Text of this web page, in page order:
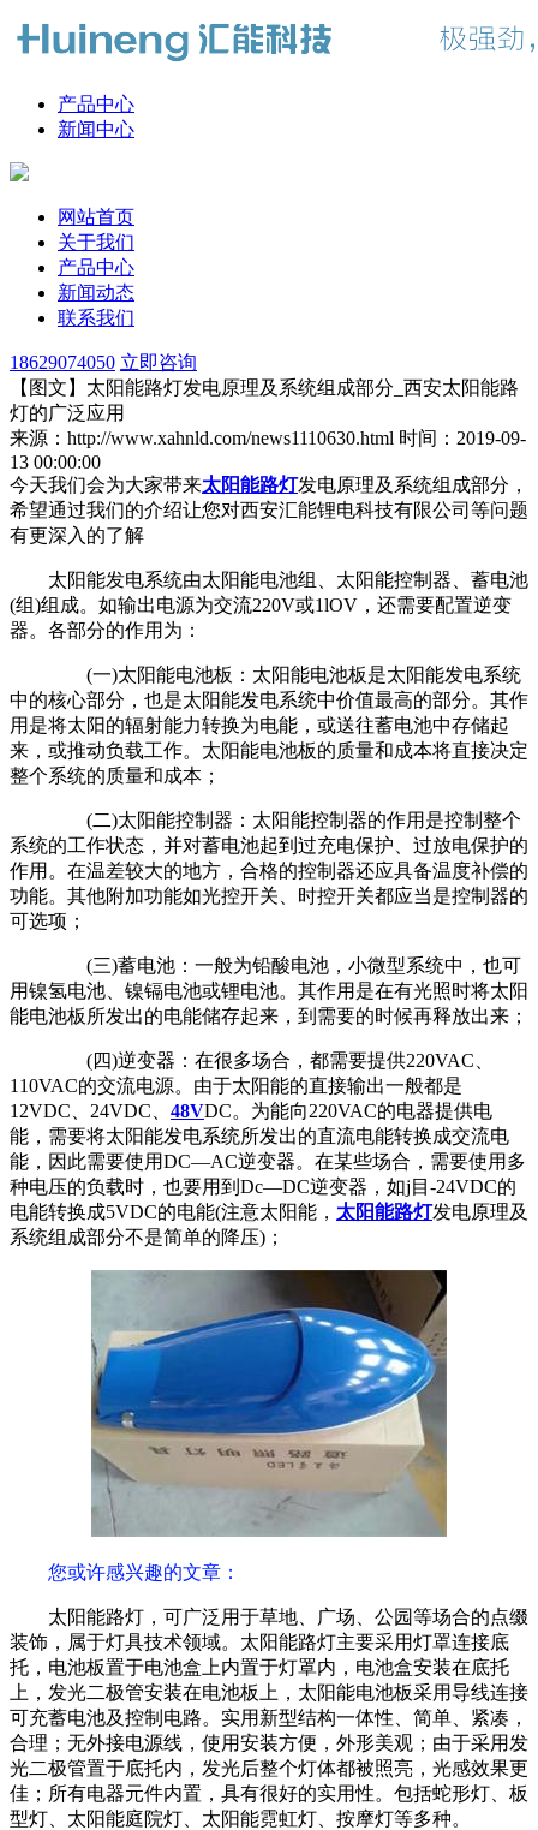
产品中心
新闻中心
网站首页
关于我们
产品中心
新闻动态
联系我们
18629074050 立即咨询
【图文】太阳能路灯发电原理及系统组成部分_西安太阳能路
灯的广泛应用
来源：http://www.xahnld.com/news1110630.html 时间：2019-09-
13 00:00:00
今天我们会为大家带来太阳能路灯发电原理及系统组成部分，
希望通过我们的介绍让您对西安汇能锂电科技有限公司等问题
有更深入的了解
太阳能发电系统由太阳能电池组、太阳能控制器、蓄电池
(组)组成。如输出电源为交流220V或1lOV，还需要配置逆变
器。各部分的作用为：
(一)太阳能电池板：太阳能电池板是太阳能发电系统
中的核心部分，也是太阳能发电系统中价值最高的部分。其作
用是将太阳的辐射能力转换为电能，或送往蓄电池中存储起
来，或推动负载工作。太阳能电池板的质量和成本将直接决定
整个系统的质量和成本；
(二)太阳能控制器：太阳能控制器的作用是控制整个
系统的工作状态，并对蓄电池起到过充电保护、过放电保护的
作用。在温差较大的地方，合格的控制器还应具备温度补偿的
功能。其他附加功能如光控开关、时控开关都应当是控制器的
可选项；
(三)蓄电池：一般为铅酸电池，小微型系统中，也可
用镍氢电池、镍镉电池或锂电池。其作用是在有光照时将太阳
能电池板所发出的电能储存起来，到需要的时候再释放出来；
(四)逆变器：在很多场合，都需要提供220VAC、
110VAC的交流电源。由于太阳能的直接输出一般都是
12VDC、24VDC、 48VDC。为能向220VAC的电器提供电
能，需要将太阳能发电系统所发出的直流电能转换成交流电
能，因此需要使用DC—AC逆变器。在某些场合，需要使用多
种电压的负载时，也要用到Dc—DC逆变器，如j目-24VDC的
电能转换成5VDC的电能(注意太阳能， 太阳能路灯发电原理及
系统组成部分不是简单的降压)；
您或许感兴趣的文章：
太阳能路灯，可广泛用于草地、广场、公园等场合的点缀
装饰，属于灯具技术领域。太阳能路灯主要采用灯罩连接底
托，电池板置于电池盒上内置于灯罩内，电池盒安装在底托
上，发光二极管安装在电池板上，太阳能电池板采用导线连接
可充蓄电池及控制电路。实用新型结构一体性、简单、紧凑，
合理；无外接电源线，使用安装方便，外形美观；由于采用发
光二极管置于底托内，发光后整个灯体都被照亮，光感效果更
佳；所有电器元件内置，具有很好的实用性。包括蛇形灯、板
型灯、太阳能庭院灯、太阳能霓虹灯、按摩灯等多种。